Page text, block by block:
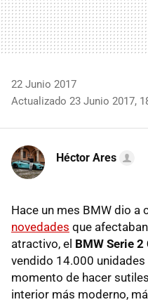
22 Junio 2017
Actualizado 23 Junio 2017,
Héctor Ares
Hace un mes BMW dio a
novedades que
atractivo, el BMW Serie
vendido 14.000
momento de hacer
interior más moderno,